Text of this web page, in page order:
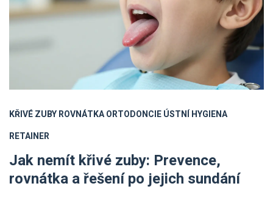
KŘIVÉ ZUBYROVNÁTKAORTODONCIEÚSTNÍ HYGIENA
RETAINER
Jak nemít křivé zuby: Prevence,
rovnátka a řešení po jejich sundání